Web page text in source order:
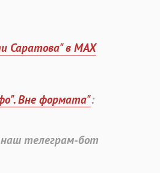
Саратова" в MAX
Вне формата":
телеграм-бот